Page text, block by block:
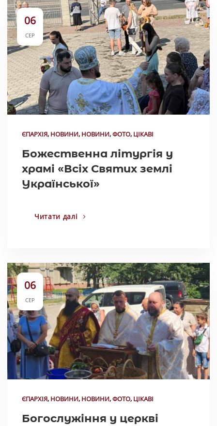
06
СЕР
ЄПАРХІЯ, НОВИНИ, НОВИНИ,ФОТО, ЦІКАВІ
Божественна літургія у
храмі «Всіх Святих землі
Української»
Читати далі
06
СЕР
ЄПАРХІЯ, НОВИНИ, НОВИНИ,ФОТО, ЦІКАВІ
Богослужіння у церкві